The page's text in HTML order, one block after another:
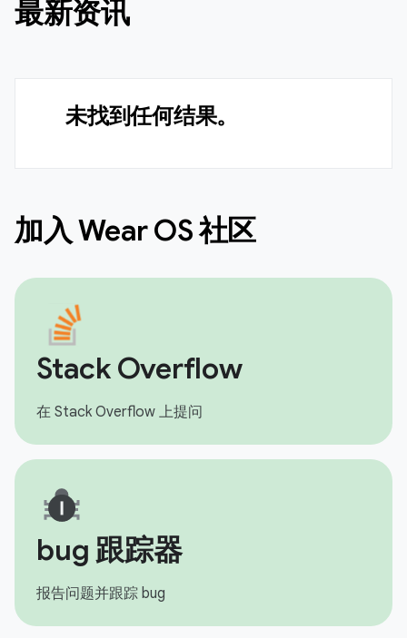
最新资讯
未找到任何结果。
加入 Wear OS 社区
Stack Overflow
在 Stack Overflow 上提问
bug 跟踪器
报告问题并跟踪 bug